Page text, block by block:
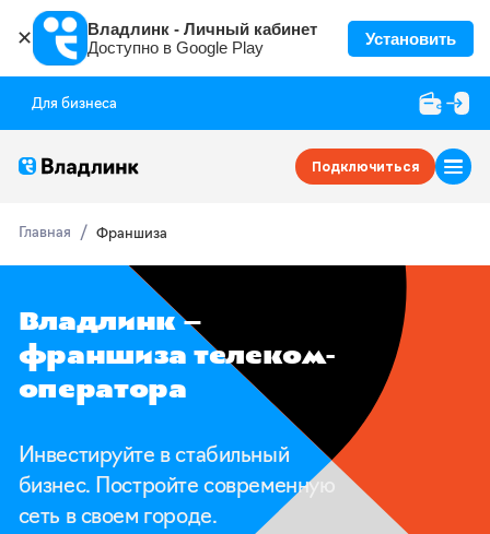
✕
Владлинк - Личный кабинет
Доступно в Google Play
Установить
Для бизнеса
Подключиться
Главная Франшиза
Владлинк —
франшиза телеком-
оператора
Инвестируйте в стабильный
бизнес. Постройте современную
сеть в своем городе.